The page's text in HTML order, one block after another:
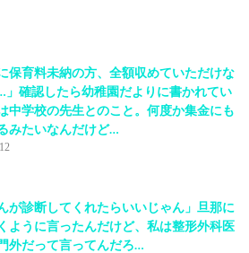
保育料未納の方、全額収めていただけな
」確認したら幼稚園だよりに書かれてい
中学校の先生とのこと。何度か集金にも
みたいなんだけど…
が診断してくれたらいいじゃん」旦那に
ように言ったんだけど、私は整形外科医
外だって言ってんだろ…